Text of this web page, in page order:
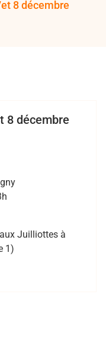
8 décembre
8 décembre
Juilliottes à
1)